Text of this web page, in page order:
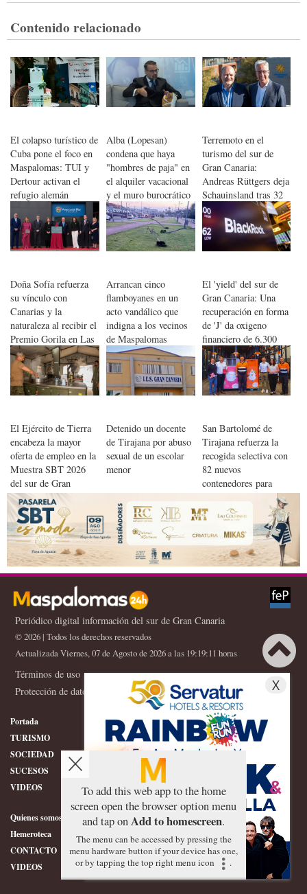
Contenido relacionado
El colapso turístico de
Cuba pone el foco en
Maspalomas: TUI y
Dertour activan el
refugio alemán
Alba (Lopesan)
condena que haya
"hombres de paja" en
el alquiler vacacional
y el muro burocrático
del sur de Gran
Canaria
Terremoto en el
turismo del sur de
Gran Canaria:
Andreas Rüttgers deja
Schauinsland tras 32
años
Doña Sofía refuerza
su vínculo con
Canarias y la
naturaleza al recibir el
Premio Gorila en Las
Palmas
Arrancan cinco
flamboyanes en un
acto vandálico que
indigna a los vecinos
de Maspalomas
El 'yield' del sur de
Gran Canaria: Una
recuperación en forma
de 'J' da oxigeno
financiero de 6.300
millones
El Ejército de Tierra
encabeza la mayor
oferta de empleo en la
Muestra SBT 2026
del sur de Gran
Canaria
Detenido un docente
de Tirajana por abuso
sexual de un escolar
menor
San Bartolomé de
Tirajana refuerza la
recogida selectiva con
82 nuevos
contenedores para
textil y aceite usado
Periódico digital información del sur de Gran Canaria
© 2026 | Todos los derechos reservados
Actualizada Viernes, 07 de Agosto de 2026 a las 19:19:11 horas
Términos de uso
Protección de datos
Portada
GRAN CANARIA
TURISMO
POLITICA
SOCIEDAD
DEPORTES
SUCESOS
HISTORIA
VIDEOS
CONFIDENCIAL
Quienes somos
SERVICIOS
Hemeroteca
ÉTICA DE MASPALOMAS24H
CONTACTO
FOTOGRAFIAS
VIDEOS
X
To add this web app to the home
screen open the browser option menu
and tap onAdd to homescreen.
The menu can be accessed by pressing the
menu hardware button if your device has one,
or by tapping the top right menu icon
.